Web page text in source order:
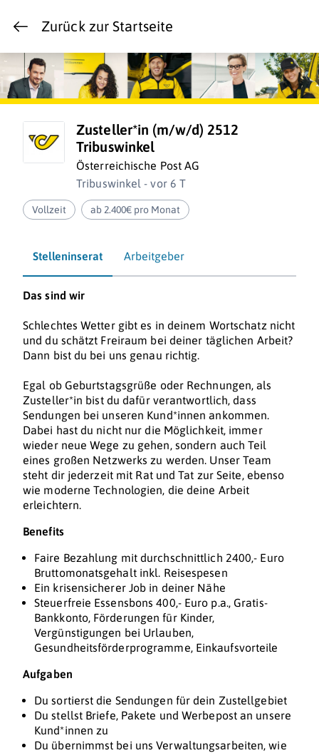
Zurück zur Startseite
Zusteller*in (m/w/d) 2512
Tribuswinkel
Österreichische Post AG
Tribuswinkel - vor 6 T
Vollzeit ab 2.400€ pro Monat
Stelleninserat Arbeitgeber
Das sind wir
Schlechtes Wetter gibt es in deinem Wortschatz nicht
und du schätzt Freiraum bei deiner täglichen Arbeit?
Dann bist du bei uns genau richtig.
Egal ob Geburtstagsgrüße oder Rechnungen, als
Zusteller*in bist du dafür verantwortlich, dass
Sendungen bei unseren Kund*innen ankommen.
Dabei hast du nicht nur die Möglichkeit, immer
wieder neue Wege zu gehen, sondern auch Teil
eines großen Netzwerks zu werden. Unser Team
steht dir jederzeit mit Rat und Tat zur Seite, ebenso
wie moderne Technologien, die deine Arbeit
erleichtern.
Benefits
Faire Bezahlung mit durchschnittlich 2400,- Euro
Bruttomonatsgehalt inkl. Reisespesen
Ein krisensicherer Job in deiner Nähe
Steuerfreie Essensbons 400,- Euro p.a., Gratis-
Bankkonto, Förderungen für Kinder,
Vergünstigungen bei Urlauben,
Gesundheitsförderprogramme, Einkaufsvorteile
Aufgaben
Du sortierst die Sendungen für dein Zustellgebiet
Du stellst Briefe, Pakete und Werbepost an unsere
Kund*innen zu
Du übernimmst bei uns Verwaltungsarbeiten, wie